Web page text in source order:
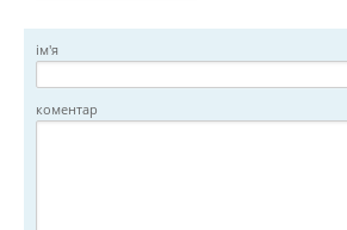
ім'я
коментар